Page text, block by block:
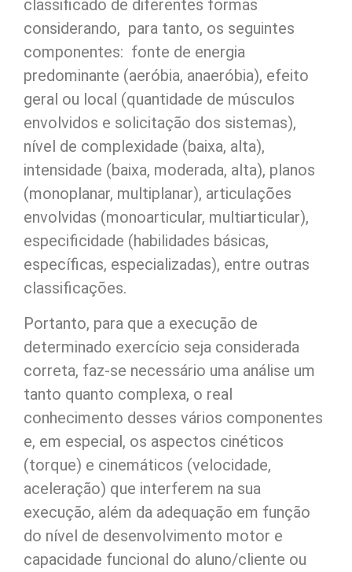
classificado de diferentes formas
considerando, para tanto, os seguintes
componentes: fonte de energia
predominante (aeróbia, anaeróbia), efeito
geral ou local (quantidade de músculos
envolvidos e solicitação dos sistemas),
nível de complexidade (baixa, alta),
intensidade (baixa, moderada, alta), planos
(monoplanar, multiplanar), articulações
envolvidas (monoarticular, multiarticular),
especificidade (habilidades básicas,
específicas, especializadas), entre outras
classificações.
Portanto, para que a execução de
determinado exercício seja considerada
correta, faz-se necessário uma análise um
tanto quanto complexa, o real
conhecimento desses vários componentes
e, em especial, os aspectos cinéticos
(torque) e cinemáticos (velocidade,
aceleração) que interferem na sua
execução, além da adequação em função
do nível de desenvolvimento motor e
capacidade funcional do aluno/cliente ou